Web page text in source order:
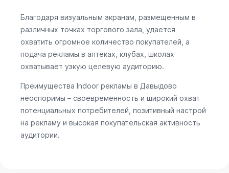
Indoor рекламы.
Благодаря визуальным экранам, размещенным в
различных точках торгового зала, удается
охватить огромное количество покупателей, а
подача рекламы в аптеках, клубах, школах
охватывает узкую целевую аудиторию.
Преимущества Indoor рекламы в Давыдово
неоспоримы – своевременность и широкий охват
потенциальных потребителей, позитивный настрой
на рекламу и высокая покупательская активность
аудитории.